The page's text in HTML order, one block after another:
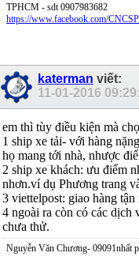
TPHCM - sdt 0907983682
https://www.facebook.com/
katerman viết:
11-01-2016
em thì tùy điều kiện mà
1 ship xe tải- với hàng
họ mang tới nhà, nhược
2 ship xe khách: ưu điểm
nhơn.ví dụ Phương trang
3 viettelpost: giao hàng tận
4 ngoài ra còn có các dịch
chưa thử.
Nguyễn Văn Chương- 09091nhất